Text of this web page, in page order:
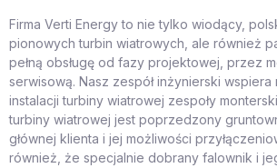
Firma Verti Energy to nie tylko wiodący,
pionowych turbin wiatrowych, ale również
pełną obsługę od fazy projektowej, przez
serwisową. Nasz zespół inżynierski
instalacji turbiny wiatrowej zespoły
turbiny wiatrowej jest poprzedzony
głównej klienta i jej możliwości
również, że specjalnie dobrany falownik i